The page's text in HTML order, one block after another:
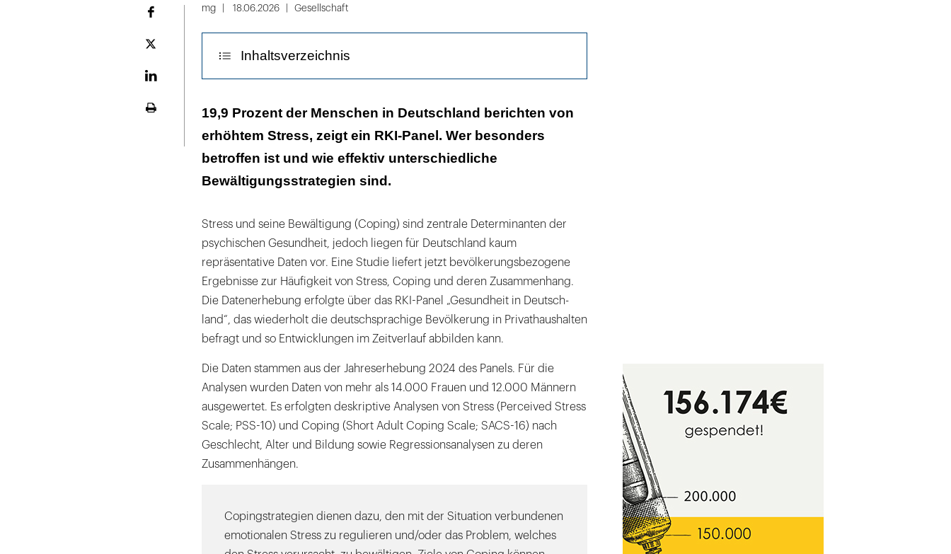
Plattform
mg 18.06.2026 Gesellschaft
Inhaltsverzeichnis
Diese Strategien helfen
19,9 Prozent der Menschen in Deutschland berichten von
erhöhtem Stress­, zeigt ein RKI-Panel. Wer besonders
betroffen ist und wie effektiv unterschiedliche
Bewältigungsstrategien sind.
Stress und seine Bewältigung (Coping) sind zentrale Determinanten der
psychischen Gesundheit, jedoch liegen für Deutschland kaum
repräsentative Daten vor. Eine Studie liefert jetzt bevölkerungsbezogene
Ergebnisse zur Häufigkeit von Stress, Coping und deren Zusammenhang.
Die Daten­erhebung erfolgte über das RKI-Panel „Gesund­heit in Deutsch­
land“, das wieder­holt die deutsch­sprachige Bevölkerung in Privat­haus­halten
befragt und so Entwick­lungen im Zeit­verlauf abbilden kann.
Die Daten stammen aus der Jahres­erhebung 2024 des Panels. Für die
Analysen wurden Daten von mehr als 14.000 Frauen und 12.000 Männern
aus­ge­wertet. Es erfolgten deskriptive Analysen von Stress (Perceived Stress
Scale; PSS-10) und Coping (Short Adult Coping Scale; SACS-16) nach
Geschlecht, Alter und Bildung sowie Regressionsanalysen zu deren
Zusammenhängen.
Copingstrategien dienen dazu, den mit der Situation verbundenen
emotionalen Stress zu regulieren und/oder das Problem, welches